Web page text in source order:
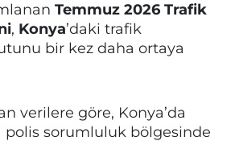
Temmuz 2026 Trafik
, Konya’daki trafik
bir kez daha ortaya
verilere göre, Konya’da
polis sorumluluk bölgesinde